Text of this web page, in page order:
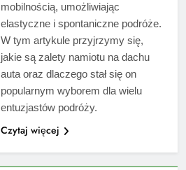
mobilnością, umożliwiając
elastyczne i spontaniczne podróże.
W tym artykule przyjrzymy się,
jakie są zalety namiotu na dachu
auta oraz dlaczego stał się on
popularnym wyborem dla wielu
entuzjastów podróży.
Czytaj więcej